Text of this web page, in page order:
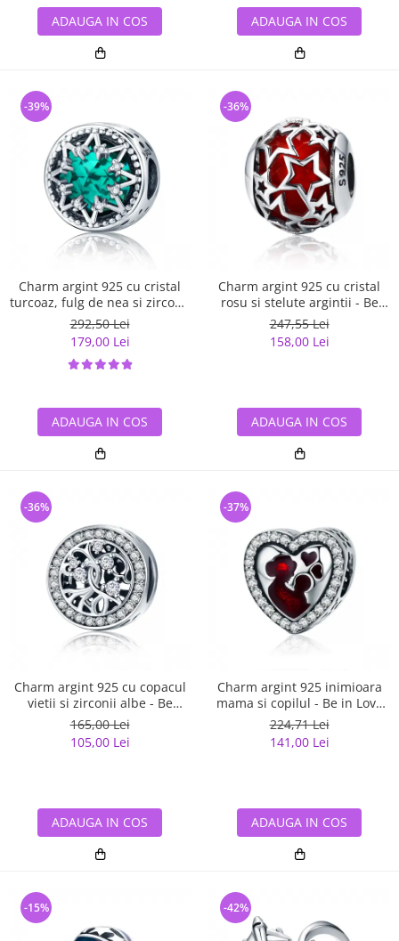
ADAUGA IN COS ADAUGA IN COS
Charm argint 925 cu cristal
turcoaz, fulg de nea si zirconii
albe - Be Nature PST0110
292,50 Lei
179,00 Lei
-39%
ADAUGA IN COS
Charm argint 925 cu cristal
rosu si stelute argintii - Be
Nature PST0115
247,55 Lei
158,00 Lei
-36%
ADAUGA IN COS
Charm argint 925 cu copacul
vietii si zirconii albe - Be
Nature PST0120
165,00 Lei
105,00 Lei
-36%
ADAUGA IN COS
Charm argint 925 inimioara
mama si copilul - Be in Love
PST0122
224,71 Lei
141,00 Lei
-37%
ADAUGA IN COS
-15% -42%